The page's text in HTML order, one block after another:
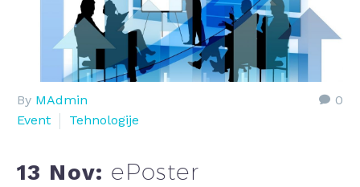
0
By MAdmin
Event
Tehnologije
13 Nov: ePoster